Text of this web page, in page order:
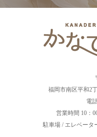
福岡市南区平和2
電
営業時間 10：
駐車場 / エレベータ